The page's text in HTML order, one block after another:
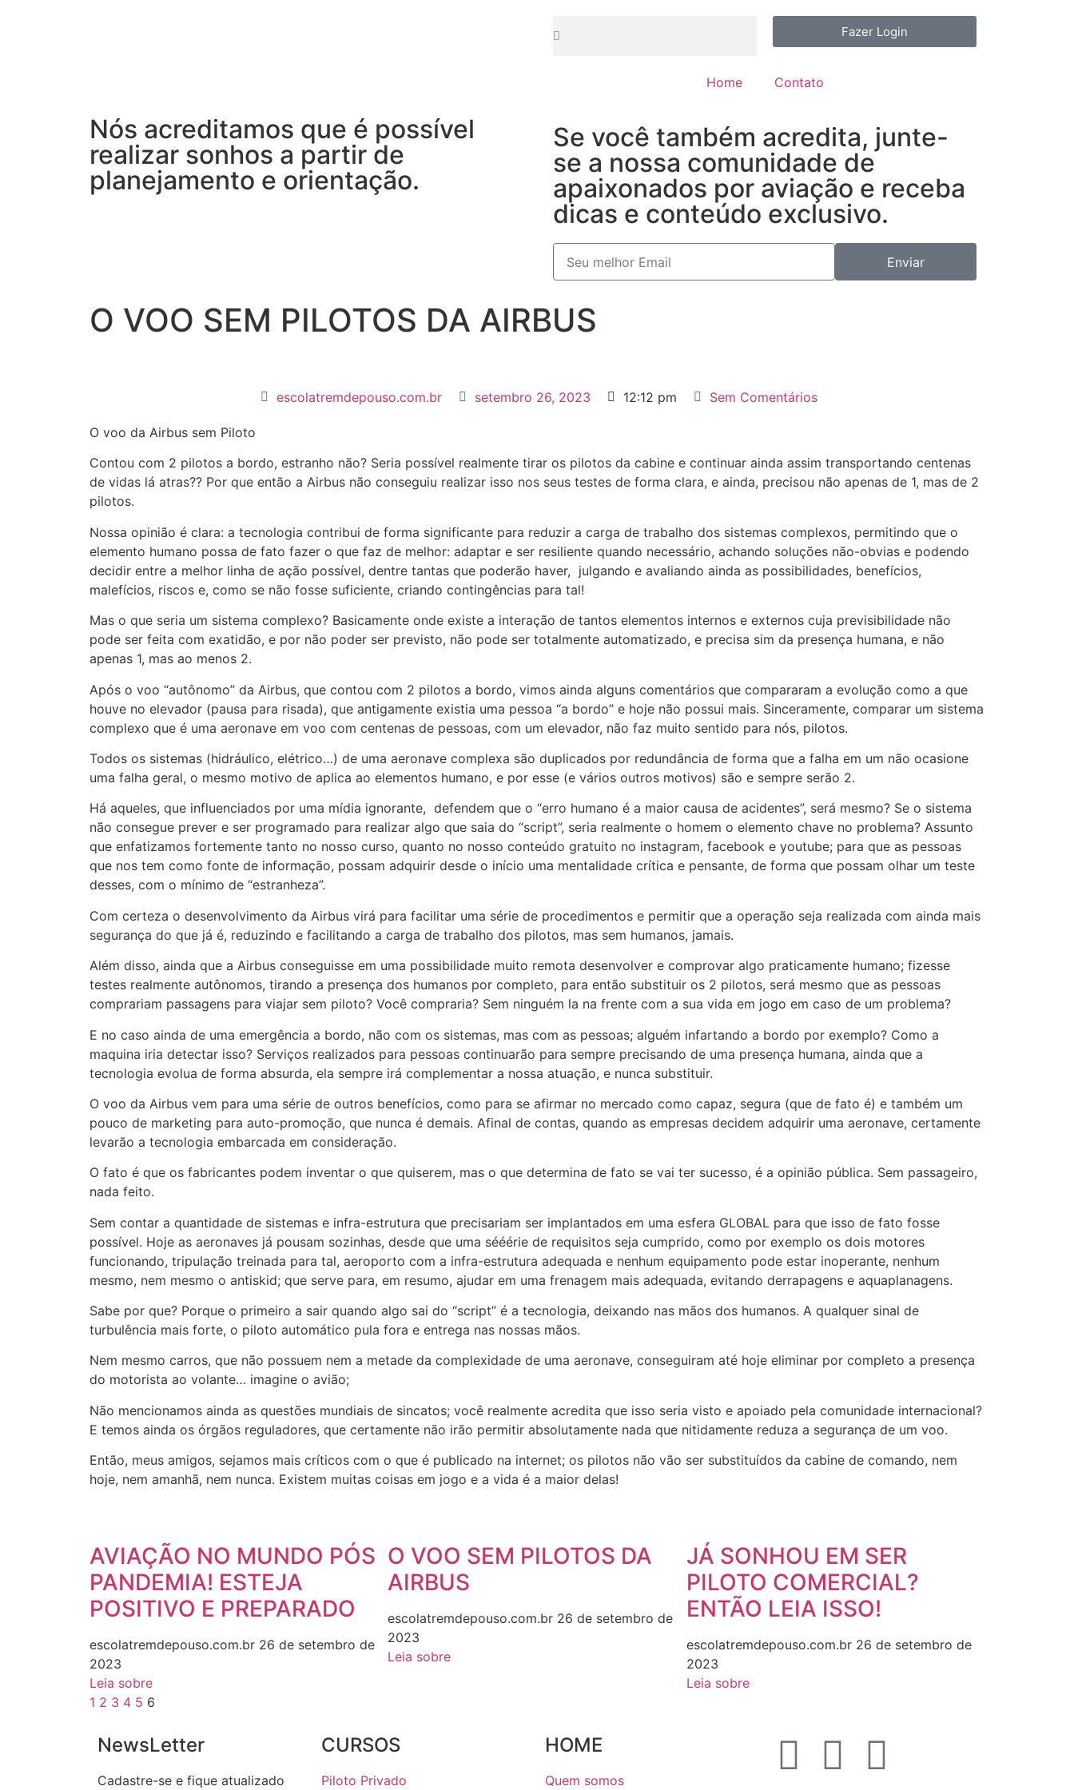
Fazer Login
Home Contato
Nós acreditamos que é possível
realizar sonhos a partir de
planejamento e orientação.
Se você também acredita, junte-
se a nossa comunidade de
apaixonados por aviação e receba
dicas e conteúdo exclusivo.
Enviar
O VOO SEM PILOTOS DA AIRBUS
escolatremdepouso.com.br setembro 26, 2023 12:12 pm Sem Comentários
O voo da Airbus sem Piloto
Contou com 2 pilotos a bordo, estranho não? Seria possível realmente tirar os pilotos da cabine e continuar ainda assim transportando centenas
de vidas lá atras?? Por que então a Airbus não conseguiu realizar isso nos seus testes de forma clara, e ainda, precisou não apenas de 1, mas de 2
pilotos.
Nossa opinião é clara: a tecnologia contribui de forma significante para reduzir a carga de trabalho dos sistemas complexos, permitindo que o
elemento humano possa de fato fazer o que faz de melhor: adaptar e ser resiliente quando necessário, achando soluções não-obvias e podendo
decidir entre a melhor linha de ação possível, dentre tantas que poderão haver, julgando e avaliando ainda as possibilidades, benefícios,
malefícios, riscos e, como se não fosse suficiente, criando contingências para tal!
Mas o que seria um sistema complexo? Basicamente onde existe a interação de tantos elementos internos e externos cuja previsibilidade não
pode ser feita com exatidão, e por não poder ser previsto, não pode ser totalmente automatizado, e precisa sim da presença humana, e não
apenas 1, mas ao menos 2.
Após o voo “autônomo” da Airbus, que contou com 2 pilotos a bordo, vimos ainda alguns comentários que compararam a evolução como a que
houve no elevador (pausa para risada), que antigamente existia uma pessoa “a bordo” e hoje não possui mais. Sinceramente, comparar um sistema
complexo que é uma aeronave em voo com centenas de pessoas, com um elevador, não faz muito sentido para nós, pilotos.
Todos os sistemas (hidráulico, elétrico…) de uma aeronave complexa são duplicados por redundância de forma que a falha em um não ocasione
uma falha geral, o mesmo motivo de aplica ao elementos humano, e por esse (e vários outros motivos) são e sempre serão 2.
Há aqueles, que influenciados por uma mídia ignorante, defendem que o “erro humano é a maior causa de acidentes”, será mesmo? Se o sistema
não consegue prever e ser programado para realizar algo que saia do “script”, seria realmente o homem o elemento chave no problema? Assunto
que enfatizamos fortemente tanto no nosso curso, quanto no nosso conteúdo gratuito no instagram, facebook e youtube; para que as pessoas
que nos tem como fonte de informação, possam adquirir desde o início uma mentalidade crítica e pensante, de forma que possam olhar um teste
desses, com o mínimo de “estranheza”.
Com certeza o desenvolvimento da Airbus virá para facilitar uma série de procedimentos e permitir que a operação seja realizada com ainda mais
segurança do que já é, reduzindo e facilitando a carga de trabalho dos pilotos, mas sem humanos, jamais.
Além disso, ainda que a Airbus conseguisse em uma possibilidade muito remota desenvolver e comprovar algo praticamente humano; fizesse
testes realmente autônomos, tirando a presença dos humanos por completo, para então substituir os 2 pilotos, será mesmo que as pessoas
comprariam passagens para viajar sem piloto? Você compraria? Sem ninguém la na frente com a sua vida em jogo em caso de um problema?
E no caso ainda de uma emergência a bordo, não com os sistemas, mas com as pessoas; alguém infartando a bordo por exemplo? Como a
maquina iria detectar isso? Serviços realizados para pessoas continuarão para sempre precisando de uma presença humana, ainda que a
tecnologia evolua de forma absurda, ela sempre irá complementar a nossa atuação, e nunca substituir.
O voo da Airbus vem para uma série de outros benefícios, como para se afirmar no mercado como capaz, segura (que de fato é) e também um
pouco de marketing para auto-promoção, que nunca é demais. Afinal de contas, quando as empresas decidem adquirir uma aeronave, certamente
levarão a tecnologia embarcada em consideração.
O fato é que os fabricantes podem inventar o que quiserem, mas o que determina de fato se vai ter sucesso, é a opinião pública. Sem passageiro,
nada feito.
Sem contar a quantidade de sistemas e infra-estrutura que precisariam ser implantados em uma esfera GLOBAL para que isso de fato fosse
possível. Hoje as aeronaves já pousam sozinhas, desde que uma sééérie de requisitos seja cumprido, como por exemplo os dois motores
funcionando, tripulação treinada para tal, aeroporto com a infra-estrutura adequada e nenhum equipamento pode estar inoperante, nenhum
mesmo, nem mesmo o antiskid; que serve para, em resumo, ajudar em uma frenagem mais adequada, evitando derrapagens e aquaplanagens.
Sabe por que? Porque o primeiro a sair quando algo sai do “script” é a tecnologia, deixando nas mãos dos humanos. A qualquer sinal de
turbulência mais forte, o piloto automático pula fora e entrega nas nossas mãos.
Nem mesmo carros, que não possuem nem a metade da complexidade de uma aeronave, conseguiram até hoje eliminar por completo a presença
do motorista ao volante… imagine o avião;
Não mencionamos ainda as questões mundiais de sincatos; você realmente acredita que isso seria visto e apoiado pela comunidade internacional?
E temos ainda os órgãos reguladores, que certamente não irão permitir absolutamente nada que nitidamente reduza a segurança de um voo.
Então, meus amigos, sejamos mais críticos com o que é publicado na internet; os pilotos não vão ser substituídos da cabine de comando, nem
hoje, nem amanhã, nem nunca. Existem muitas coisas em jogo e a vida é a maior delas!
AVIAÇÃO NO MUNDO PÓS
PANDEMIA! ESTEJA
POSITIVO E PREPARADO
escolatremdepouso.com.br 26 de setembro de
2023
Leia sobre
O VOO SEM PILOTOS DA
AIRBUS
escolatremdepouso.com.br 26 de setembro de
2023
Leia sobre
JÁ SONHOU EM SER
PILOTO COMERCIAL?
ENTÃO LEIA ISSO!
escolatremdepouso.com.br 26 de setembro de
2023
Leia sobre
1 2 3 4 5 6
NewsLetter
Cadastre-se e fique atualizado
CURSOS
Piloto Privado
HOME
Quem somos